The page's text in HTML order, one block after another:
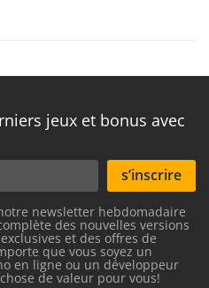
jeux et bonus avec
s’inscrire
newsletter hebdomadaire
des nouvelles versions
et des offres de
que vous soyez un
en ligne ou un développeur
de valeur pour vous!